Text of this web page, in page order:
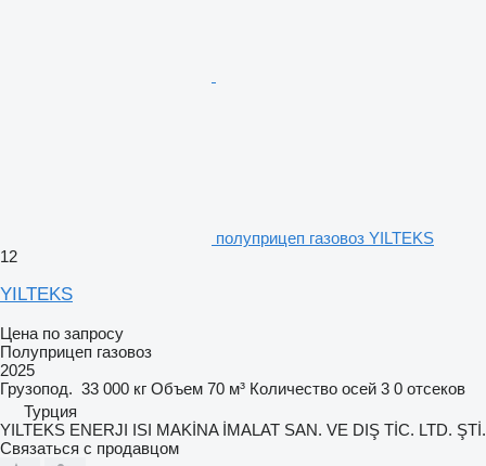
полуприцеп газовоз YILTEKS
12
YILTEKS
Цена по запросу
Полуприцеп газовоз
2025
Грузопод. 33 000 кг Объем 70 м³ Количество осей 3 0 отсеков
Турция
YILTEKS ENERJI ISI MAKİNA İMALAT SAN. VE DIŞ TİC. LTD. ŞTİ.
Связаться с продавцом